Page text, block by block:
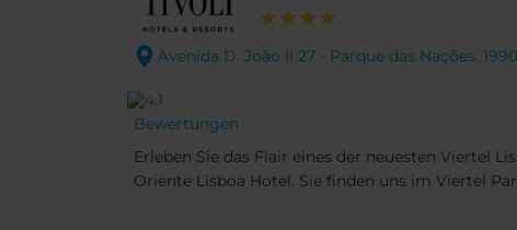
Avenida D. João II 27 - Parque das Nações.
Bewertungen
Erleben Sie das Flair eines der neuesten Viertel
Oriente Lisboa Hotel. Sie finden uns im Viertel